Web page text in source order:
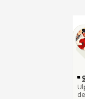
1er
par
31
boîtes
30
Chocolat
les siècles
27 mai
du roi
Pierre
Qui
Tout